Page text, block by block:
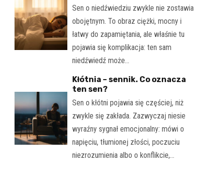
Sen o niedźwiedziu zwykle nie zostawia
obojętnym. To obraz ciężki, mocny i
łatwy do zapamiętania, ale właśnie tu
pojawia się komplikacja: ten sam
niedźwiedź może…
Kłótnia – sennik. Co oznacza
ten sen?
Sen o kłótni pojawia się częściej, niż
zwykle się zakłada. Zazwyczaj niesie
wyraźny sygnał emocjonalny: mówi o
napięciu, tłumionej złości, poczuciu
niezrozumienia albo o konflikcie,…